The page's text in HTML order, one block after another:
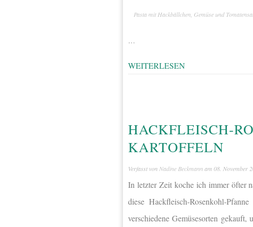
Pasta mit Hackbällchen, Gemüse und
…
WEITERLESEN
HACKFLEISCH-
KARTOFFELN
Verfasst von Nadine Beckmann am 08. November
In letzter Zeit koche ich immer öfter
diese Hackfleisch-Rosenkohl-
verschiedene Gemüsesorten